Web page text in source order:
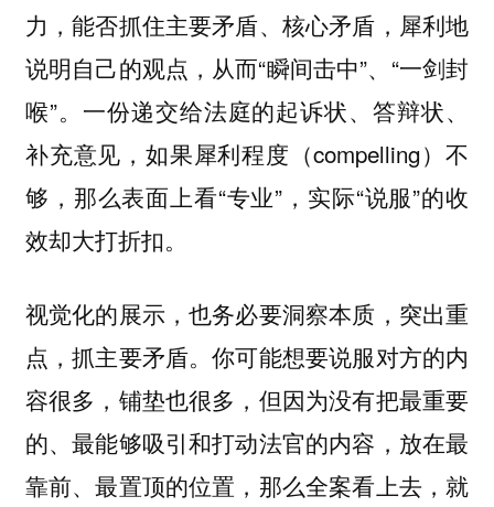
力，能否抓住主要矛盾、核心矛盾，犀利地
说明自己的观点，从而“瞬间击中”、“一剑封
喉”。一份递交给法庭的起诉状、答辩状、
补充意见，如果犀利程度（compelling）不
够，那么表面上看“专业”，实际“说服”的收
效却大打折扣。
视觉化的展示，也务必要洞察本质，突出重
点，抓主要矛盾。你可能想要说服对方的内
容很多，铺垫也很多，但因为没有把最重要
的、最能够吸引和打动法官的内容，放在最
靠前、最置顶的位置，那么全案看上去，就